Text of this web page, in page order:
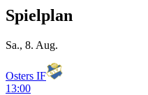
Spielplan
Sa., 8. Aug.
Osters IF
13:00